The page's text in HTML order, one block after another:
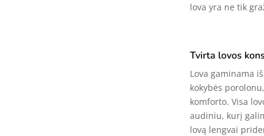
lova yra ne tik
Tvirta lovos
Lova gaminama
kokybės
komforto. Visa
audiniu, kurį
lovą lengvai